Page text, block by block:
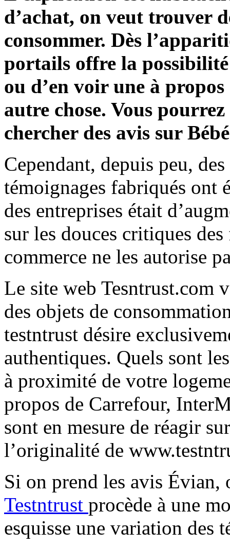
d’achat, on veut trouver
consommer. Dès
portails offre la
ou d’en voir une à
autre chose. Vous
chercher des avis sur
Cependant, depuis peu,
témoignages fabriqués ont
des entreprises était
sur les douces critiques
commerce ne les autorise
Le site web Tesntrust.com
des objets de
testntrust désire
authentiques. Quels sont
à proximité de votre
propos de Carrefour,
sont en mesure de réagir
l’originalité de
Si on prend les avis Évian,
Testntrust procède à une
esquisse une variation des